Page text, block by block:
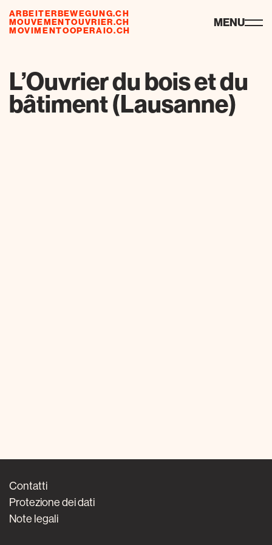
ARBEITERBEWEGUNG.CH
MOUVEMENTOUVRIER.CH
MOVIMENTOOPERAIO.CH
risorse MENU
L’Ouvrier du bois et du
bâtiment (Lausanne)
Contatti
Protezione dei dati
Note legali